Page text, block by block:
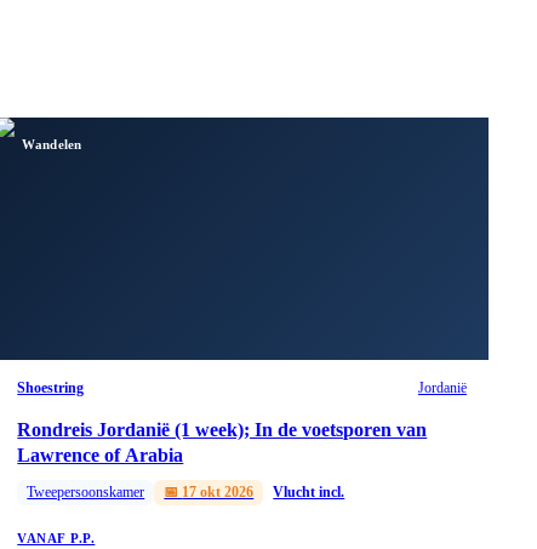
Wandelen
Shoestring Jordanië
Rondreis Jordanië (1 week); In de voetsporen van
Lawrence of Arabia
Tweepersoonskamer 📅 17 okt 2026 Vlucht incl.
VANAF P.P.